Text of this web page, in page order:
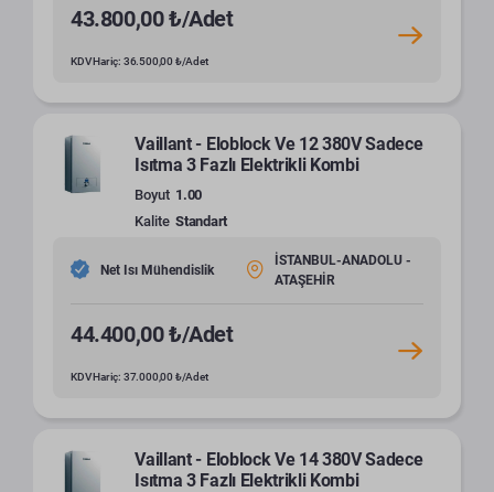
43.800,00 ₺/Adet
KDV Hariç: 36.500,00 ₺/Adet
Vaillant - Eloblock Ve 12 380V Sadece
Isıtma 3 Fazlı Elektrikli Kombi
Boyut 1.00
Kalite Standart
Net Isı Mühendislik
İSTANBUL-ANADOLU -
ATAŞEHİR
44.400,00 ₺/Adet
KDV Hariç: 37.000,00 ₺/Adet
Vaillant - Eloblock Ve 14 380V Sadece
Isıtma 3 Fazlı Elektrikli Kombi